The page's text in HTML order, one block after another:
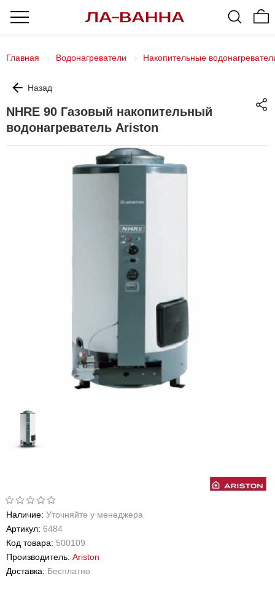
Главная Водонагреватели Накопительные
Назад
NHRE 90 Газовый накопительный
водонагреватель Ariston
Наличие: Уточняйте у менеджера
Артикул: 6484
Код товара: 500109
Производитель: Ariston
Доставка: Бесплатно